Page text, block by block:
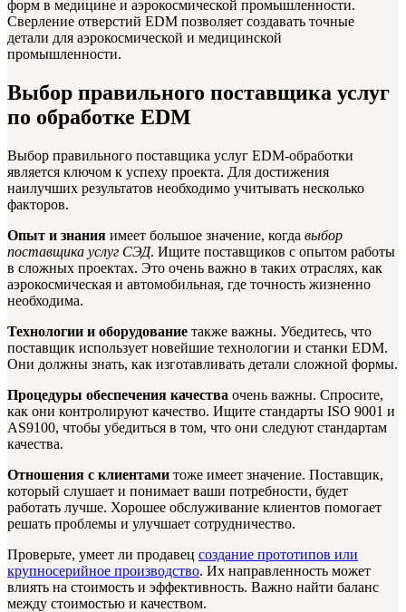
форм в медицине и аэрокосмической промышленности.
Сверление отверстий EDM позволяет создавать точные
детали для аэрокосмической и медицинской
промышленности.
Выбор правильного поставщика услуг
по обработке EDM
Выбор правильного поставщика услуг EDM-обработки
является ключом к успеху проекта. Для достижения
наилучших результатов необходимо учитывать несколько
факторов.
Опыт и знания имеет большое значение, когда выбор
поставщика услуг СЭД. Ищите поставщиков с опытом работы
в сложных проектах. Это очень важно в таких отраслях, как
аэрокосмическая и автомобильная, где точность жизненно
необходима.
Технологии и оборудование также важны. Убедитесь, что
поставщик использует новейшие технологии и станки EDM.
Они должны знать, как изготавливать детали сложной формы.
Процедуры обеспечения качества очень важны. Спросите,
как они контролируют качество. Ищите стандарты ISO 9001 и
AS9100, чтобы убедиться в том, что они следуют стандартам
качества.
Отношения с клиентами тоже имеет значение. Поставщик,
который слушает и понимает ваши потребности, будет
работать лучше. Хорошее обслуживание клиентов помогает
решать проблемы и улучшает сотрудничество.
Проверьте, умеет ли продавец создание прототипов или
крупносерийное производство. Их направленность может
влиять на стоимость и эффективность. Важно найти баланс
между стоимостью и качеством.